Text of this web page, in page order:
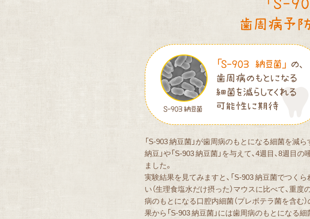
「S-903 納豆菌」が歯周病のもとになる細菌を減
納豆」や「S-903 納豆菌」を与えて、4週目、8週目
ました。
実験結果を見てみますと、「S-903 納豆菌でつく
い（生理食塩水だけ摂った）マウスに比べて、重
病のもとになる口腔内細菌（プレボテラ菌を含む
果から「S-903 納豆菌」には歯周病のもとになる